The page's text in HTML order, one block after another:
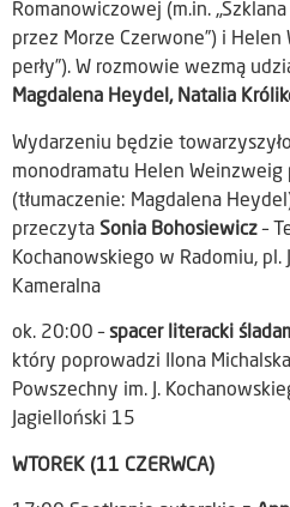
Romanowiczowej (m.in. „Szklana
przez Morze Czerwone”) i Helen
perły”). W rozmowie wezmą
Magdalena Heydel, Natalia
Wydarzeniu będzie
monodramatu Helen Weinzweig
(tłumaczenie: Magdalena
przeczyta Sonia Bohosiewicz–
Kochanowskiego w Radomiu, pl.
Kameralna
ok. 20:00 –spacer literacki
który poprowadzi Ilona
Powszechny im. J.
Jagielloński 15
WTOREK (11 CZERWCA)